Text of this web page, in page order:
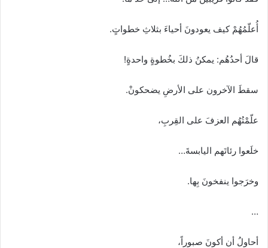
أُعلّمُهُمْ كيف يعودونَ أحياءَ بثلاثِ خطواتٍ.
قالَ أحدُهُم: يمكنُ ذلكَ بخُطوةٍ واحدةٍ!
سقطَ الآخرون على الأرضِ يضحكونْ.
علّمْتُهُم العزفَ على القِربِ،
خلَعوا رئاتَهم اليابسةَ…
وخرَجوا ينفخونَ بِها.
…
أحاولُ أن أكونَ صبوراً،